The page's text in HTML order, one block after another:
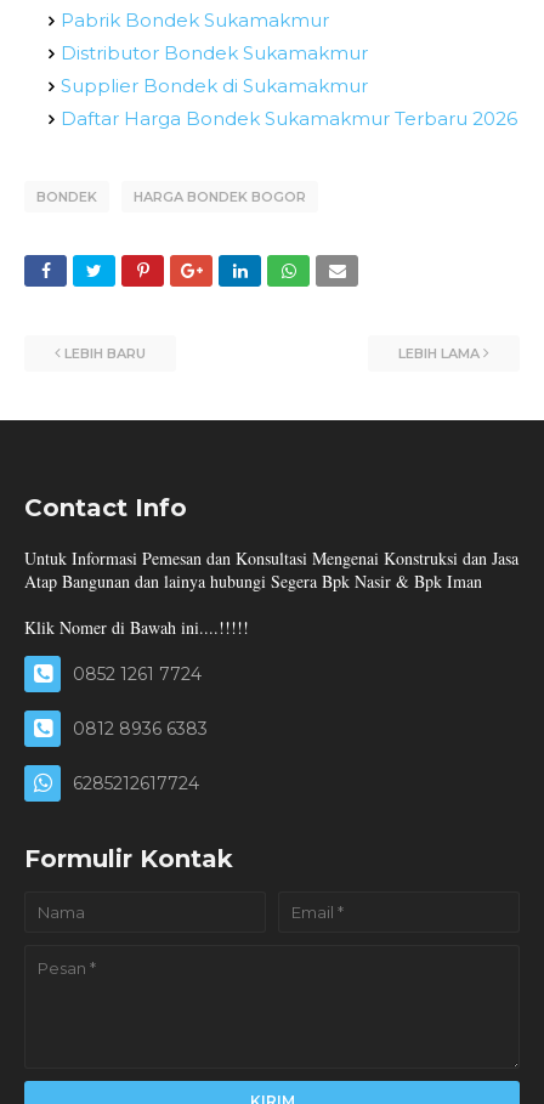
Pabrik Bondek Sukamakmur
Distributor Bondek Sukamakmur
Supplier Bondek di Sukamakmur
Daftar Harga Bondek Sukamakmur Terbaru 2026
BONDEK HARGA BONDEK BOGOR
LEBIH BARU LEBIH LAMA
Contact Info
Untuk Informasi Pemesan dan Konsultasi Mengenai Konstruksi dan Jasa
Atap Bangunan dan lainya hubungi Segera Bpk Nasir & Bpk Iman
Klik Nomer di Bawah ini....!!!!!
0852 1261 7724
0812 8936 6383
6285212617724
Formulir Kontak